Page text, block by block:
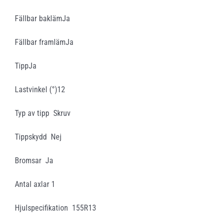
Fällbar baklämJa
Fällbar framlämJa
TippJa
Lastvinkel (°)12
Typ av tipp Skruv
Tippskydd Nej
Bromsar Ja
Antal axlar 1
Hjulspecifikation 155R13